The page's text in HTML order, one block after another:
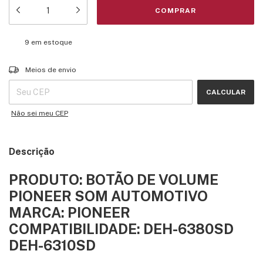
9 em estoque
Entregas para o CEP:
Meios de envio
CALCULAR
Não sei meu CEP
Descrição
PRODUTO: BOTÃO DE VOLUME
PIONEER SOM AUTOMOTIVO
MARCA: PIONEER
COMPATIBILIDADE: DEH-6380SD
DEH-6310SD